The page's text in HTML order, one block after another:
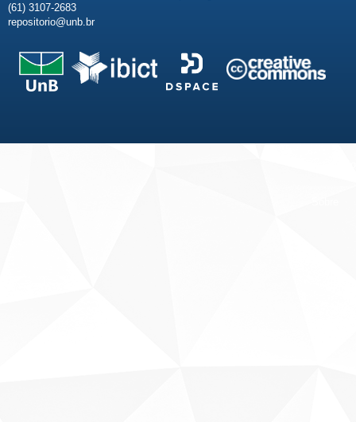
(61) 3107-2683
repositorio@unb.br